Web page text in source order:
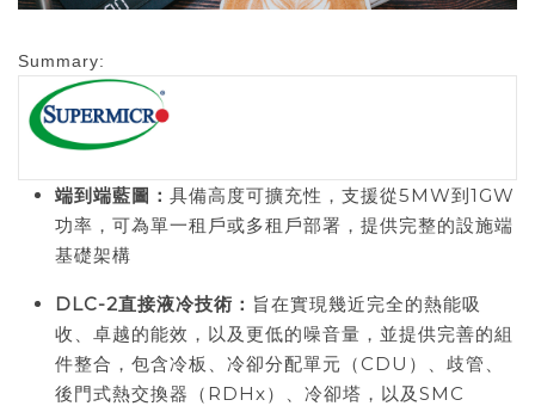
Summary:
端到端藍圖： 具備高度可擴充性，支援從5MW到1GW
功率，可為單一租戶或多租戶部署，提供完整的設施端
基礎架構
DLC-2直接液冷技術： 旨在實現幾近完全的熱能吸
收、卓越的能效，以及更低的噪音量，並提供完善的組
件整合，包含冷板、冷卻分配單元（CDU）、歧管、
後門式熱交換器（RDHx）、冷卻塔，以及SMC